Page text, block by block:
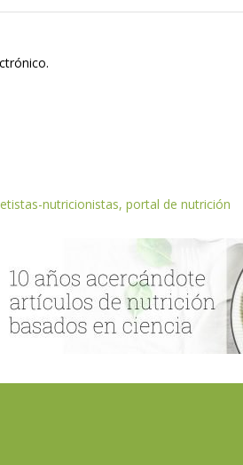
nutricionistas, portal de nutrición